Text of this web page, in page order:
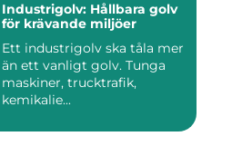
Industrigolv: Hållbara golv
för krävande miljöer
Ett industrigolv ska tåla mer
än ett vanligt golv. Tunga
maskiner, trucktrafik,
kemikalie...